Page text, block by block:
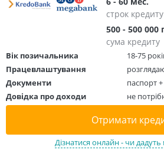
строк кредиту
500 - 500 000
сума кредиту
Вік позичальника
18-75
Працевлаштування
Документи
паспорт
Довідка про доходи
не
Отримати
Дізнатися онлайн - чи дадуть